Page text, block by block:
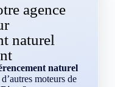
agence
naturel
naturel
d’autres moteurs de